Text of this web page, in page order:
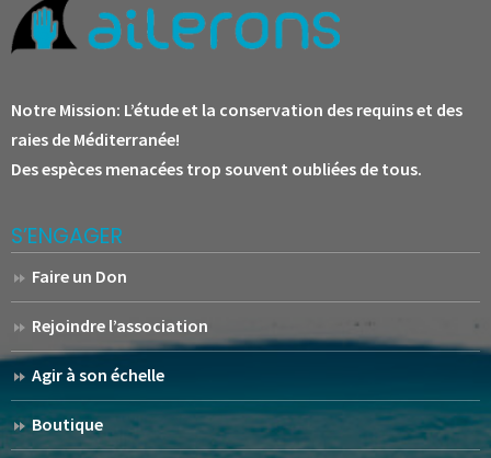
Notre Mission: L’étude et la conservation des requins et des
raies de Méditerranée!
Des espèces menacées trop souvent oubliées de tous.
S’ENGAGER
Faire un Don
Rejoindre l’association
Agir à son échelle
Boutique